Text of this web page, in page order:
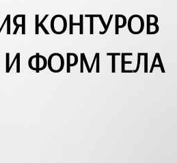
КОНТУРОВ
ФОРМ ТЕЛА